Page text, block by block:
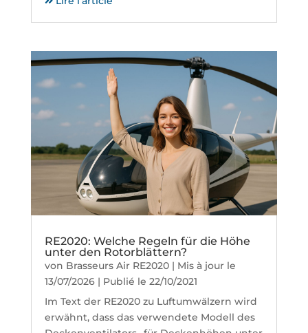
RE2020: Welche Regeln für die Höhe
unter den Rotorblättern?
von Brasseurs Air RE2020| Mis à jour le
13/07/2026 | Publié le 22/10/2021
Im Text der RE2020 zu Luftumwälzern wird
erwähnt, dass das verwendete Modell des